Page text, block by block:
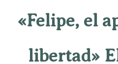
«Felipe, el
libertad»